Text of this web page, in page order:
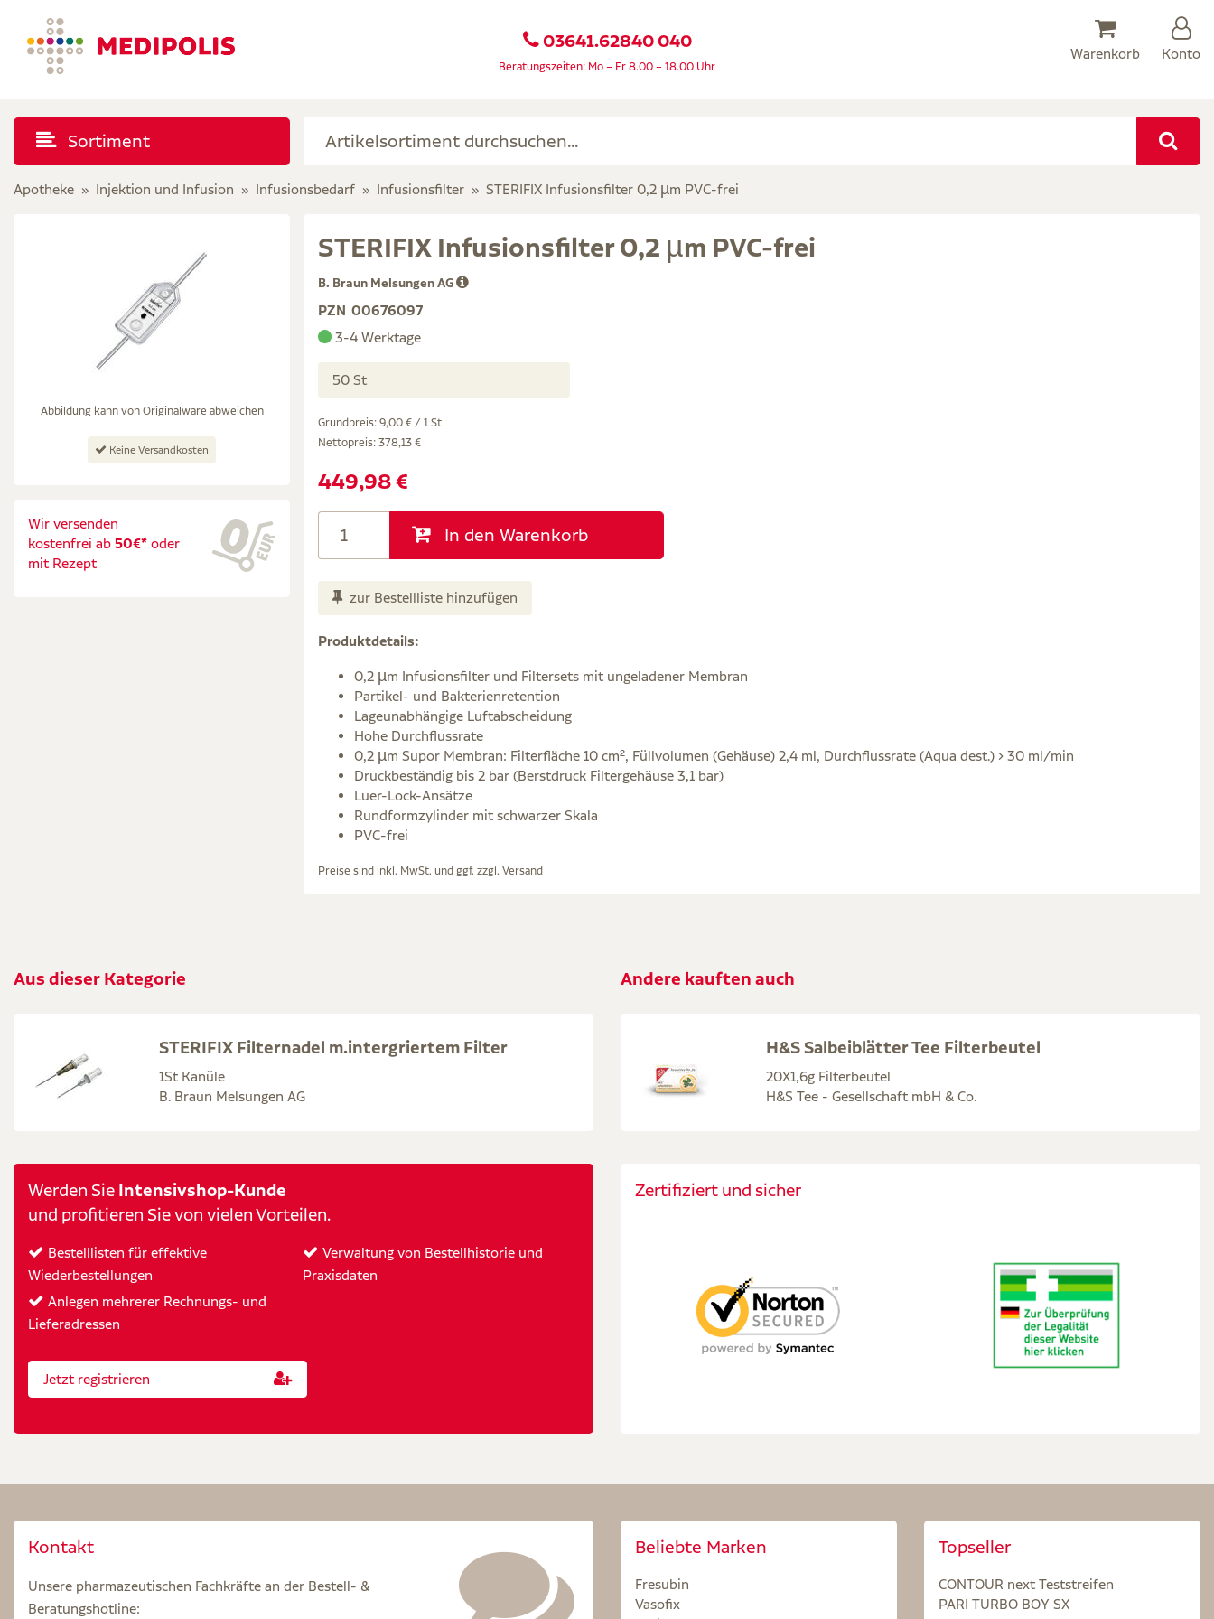
03641.62840 040
Beratungszeiten: Mo – Fr 8.00 – 18.00 Uhr
Warenkorb Konto
Sortiment
Apotheke Injektion und Infusion Infusionsbedarf Infusionsfilter STERIFIX Infusionsfilter 0,2 µm PVC-frei
Abbildung kann von Originalware abweichen
Keine Versandkosten
Wir versenden
kostenfrei ab 50€* oder
mit Rezept
STERIFIX Infusionsfilter 0,2 µm PVC-frei
B. Braun Melsungen AG
PZN 00676097
3-4 Werktage
50 St
Grundpreis: 9,00 € / 1 St
Nettopreis: 378,13 €
449,98 €
In den Warenkorb
zur Bestellliste hinzufügen
Produktdetails:
0,2 µm Infusionsfilter und Filtersets mit ungeladener Membran
Partikel- und Bakterienretention
Lageunabhängige Luftabscheidung
Hohe Durchflussrate
0,2 µm Supor Membran: Filterfläche 10 cm², Füllvolumen (Gehäuse) 2,4 ml, Durchflussrate (Aqua dest.) > 30 ml/min
Druckbeständig bis 2 bar (Berstdruck Filtergehäuse 3,1 bar)
Luer-Lock-Ansätze
Rundformzylinder mit schwarzer Skala
PVC-frei
Preise sind inkl. MwSt. und ggf. zzgl. Versand
Aus dieser Kategorie
STERIFIX Filternadel m.intergriertem Filter
1St Kanüle
B. Braun Melsungen AG
Andere kauften auch
H&S Salbeiblätter Tee Filterbeutel
20X1,6g Filterbeutel
H&S Tee - Gesellschaft mbH & Co.
Werden Sie Intensivshop-Kunde
und profitieren Sie von vielen Vorteilen.
Bestelllisten für effektive
Wiederbestellungen
Anlegen mehrerer Rechnungs- und
Lieferadressen
Verwaltung von Bestellhistorie und
Praxisdaten
Jetzt registrieren
Zertifiziert und sicher
Kontakt
Unsere pharmazeutischen Fachkräfte an der Bestell- &
Beratungshotline:
Beliebte Marken
Fresubin
Vasofix
Topseller
CONTOUR next Teststreifen
PARI TURBO BOY SX